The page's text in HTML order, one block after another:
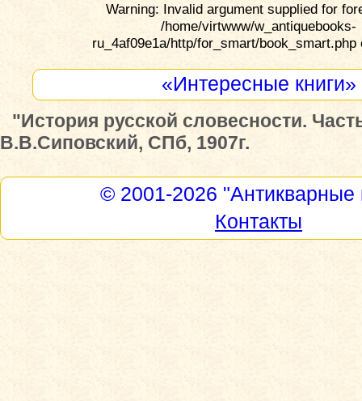
Warning: Invalid argument supplied for
/home/virtwww/w_antiquebooks-
ru_4af09e1a/http/for_smart/book_smart.php
«Интересные книги»
"История русской словесности.
В.В.Сиповский, СПб, 1907г.
© 2001-2026 "Антикварные
Контакты